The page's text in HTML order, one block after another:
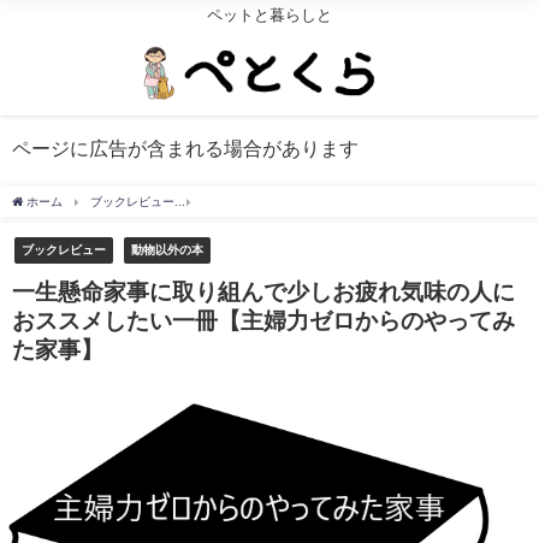
ペットと暮らしと
ページに広告が含まれる場合があります
ホーム ブックレビュー
ブックレビュー 動物以外の本
一生懸命家事に取り組んで少しお疲れ気味の人に
おススメしたい一冊【主婦力ゼロからのやってみ
た家事】